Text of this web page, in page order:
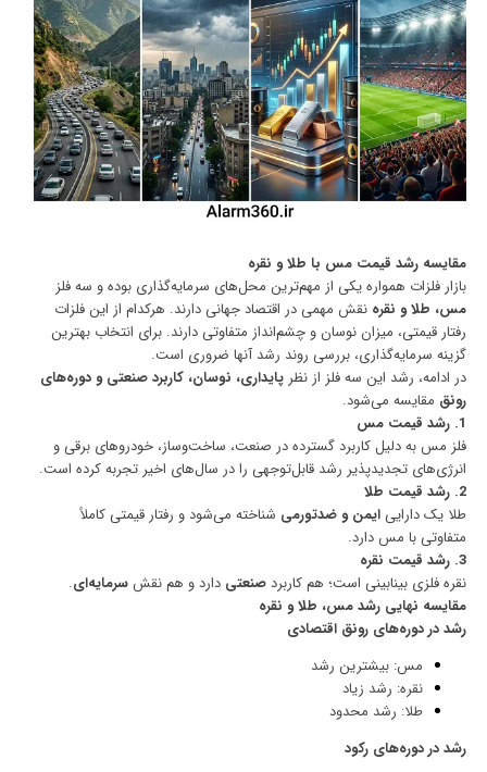
مقایسه رشد قیمت مس با طلا و نقره
بازار فلزات همواره یکی از مهم‌ترین محل‌های سرمایه‌گذاری بوده و سه فلز
مس، طلا و نقره نقش مهمی در اقتصاد جهانی دارند. هرکدام از این فلزات
رفتار قیمتی، میزان نوسان و چشم‌انداز متفاوتی دارند. برای انتخاب بهترین
گزینه سرمایه‌گذاری، بررسی روند رشد آنها ضروری است.
در ادامه، رشد این سه فلز از نظر پایداری، نوسان، کاربرد صنعتی و دوره‌های
رونق مقایسه می‌شود.
1. رشد قیمت مس
فلز مس به دلیل کاربرد گسترده در صنعت، ساخت‌وساز، خودروهای برقی و
انرژی‌های تجدیدپذیر رشد قابل‌توجهی را در سال‌های اخیر تجربه کرده است.
2. رشد قیمت طلا
طلا یک دارایی ایمن و ضدتورمی شناخته می‌شود و رفتار قیمتی کاملاً
متفاوتی با مس دارد.
3. رشد قیمت نقره
نقره فلزی بینابینی است؛ هم کاربردصنعتی دارد و هم نقش سرمایه‌ای.
مقایسه نهایی رشد مس، طلا و نقره
رشد در دوره‌های رونق اقتصادی
مس: بیشترین رشد
نقره: رشد زیاد
طلا: رشد محدود
رشد در دوره‌های رکود